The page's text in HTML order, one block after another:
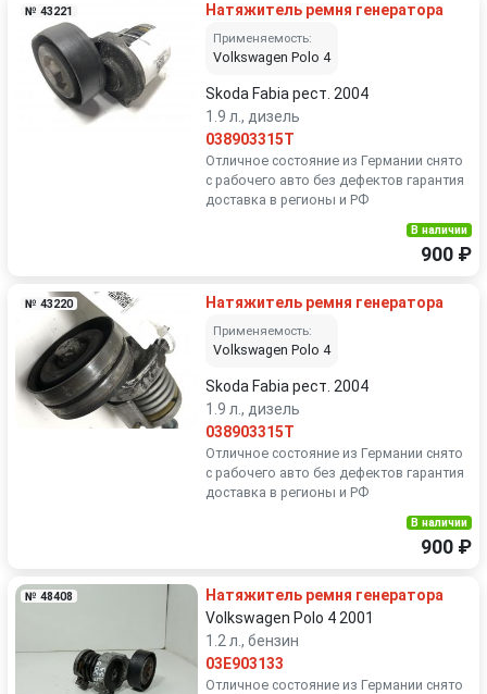
№ 43221 Натяжитель ремня генератора
Применяемость:
Volkswagen Polo 4
Skoda Fabia рест. 2004
1.9 л., дизель
038903315T
Отличное состояние из Германии снято
с рабочего авто без дефектов гарантия
доставка в регионы и РФ
В наличии
900 ₽
№ 43220 Натяжитель ремня генератора
Применяемость:
Volkswagen Polo 4
Skoda Fabia рест. 2004
1.9 л., дизель
038903315T
Отличное состояние из Германии снято
с рабочего авто без дефектов гарантия
доставка в регионы и РФ
В наличии
900 ₽
№ 48408
Натяжитель ремня генератора
Volkswagen Polo 4 2001
1.2 л., бензин
03E903133
Отличное состояние из Германии снято